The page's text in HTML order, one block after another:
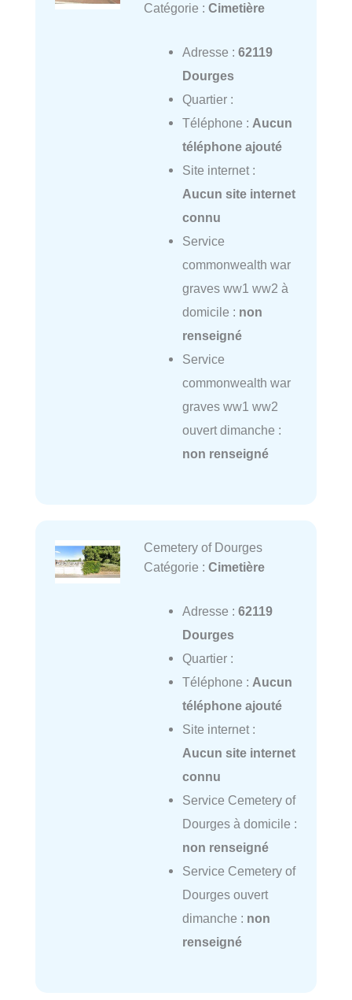
Catégorie : Cimetière
Adresse : 62119
Dourges
Quartier :
Téléphone : Aucun
téléphone ajouté
Site internet :
Aucun site internet
connu
Service
commonwealth war
graves ww1 ww2 à
domicile : non
renseigné
Service
commonwealth war
graves ww1 ww2
ouvert dimanche :
non renseigné
Cemetery of Dourges
Catégorie : Cimetière
Adresse : 62119
Dourges
Quartier :
Téléphone : Aucun
téléphone ajouté
Site internet :
Aucun site internet
connu
Service Cemetery of
Dourges à domicile :
non renseigné
Service Cemetery of
Dourges ouvert
dimanche : non
renseigné